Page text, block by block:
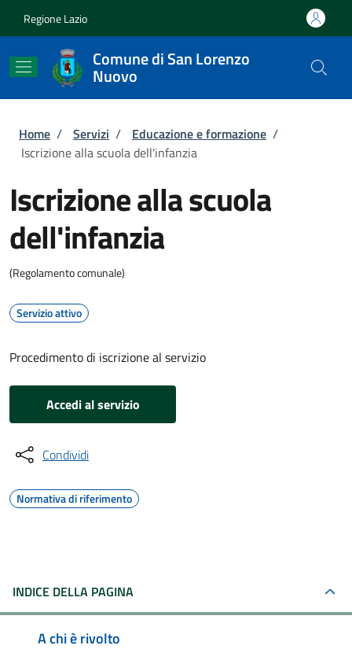
Regione Lazio
Comune di San Lorenzo
Nuovo
Briciole di pane
Home / Servizi / Educazione e formazione /
Iscrizione alla scuola dell'infanzia
Iscrizione alla scuola
dell'infanzia
(Regolamento comunale)
Servizio attivo
Procedimento di iscrizione al servizio
Accedi al servizio
Condividi
Normativa di riferimento
INDICE DELLA PAGINA
A chi è rivolto